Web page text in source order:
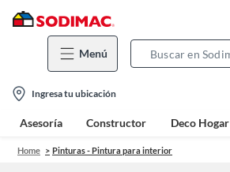
Menú
location-
icon
Ingresa tu ubicación
Asesoría Constructor Deco Hogar
Home Pinturas - Pintura para interior